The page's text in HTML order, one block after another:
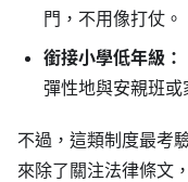
門，不用像打仗。
銜接小學低年級：
彈性地與安親班或
不過，這類制度最考
來除了關注法律條文